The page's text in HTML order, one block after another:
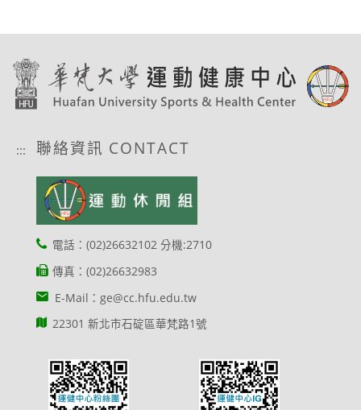
::: 聯絡資訊 CONTACT
電話：(02)26632102 分機:2710
傳真：(02)26632983
E-Mail：ge@cc.hfu.edu.tw
22301 新北市石碇區華梵路1號